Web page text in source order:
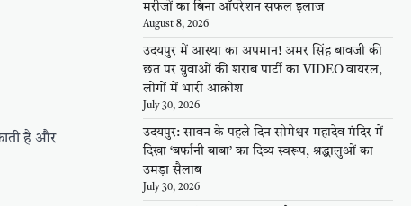
है और
मरीजों का बिना ऑपरेशन सफल इलाज
August 8, 2026
उदयपुर में आस्था का अपमान! अमर सिंह बावजी की
छत पर युवाओं की शराब पार्टी का VIDEO वायरल,
लोगों में भारी आक्रोश
July 30, 2026
उदयपुर: सावन के पहले दिन सोमेश्वर महादेव मंदिर में
दिखा ‘बर्फानी बाबा’ का दिव्य स्वरूप, श्रद्धालुओं का
उमड़ा सैलाब
July 30, 2026